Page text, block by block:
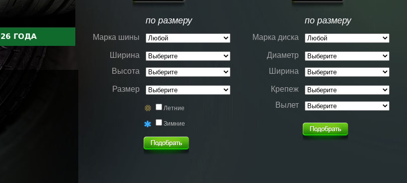
по размеру
Марка шины
Ширина
Высота
Размер
Летние
Зимние
по размеру
Марка диска
Диаметр
Ширина
Крепеж
Вылет